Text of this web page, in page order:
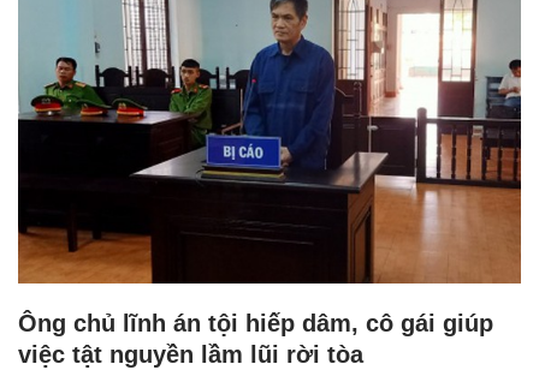
Ông chủ lĩnh án tội hiếp dâm, cô gái giúp
việc tật nguyền lầm lũi rời tòa